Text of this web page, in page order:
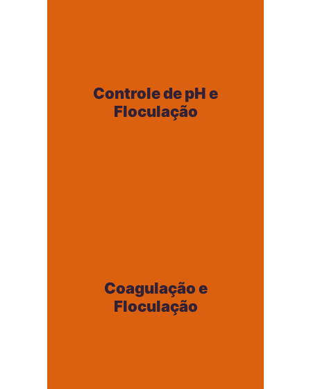
Controle de pH e
Floculação
Floculação
+
Coagulação e
Floculação
Floculação
+